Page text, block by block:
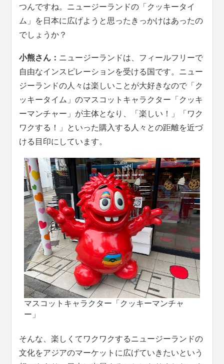
つんですね。ニュージーランドの「クッキータイ
ム」を日本に広げようと思ったきっかけはあったの
でしょうか？
小熊さん： ニュージーランドは、フィールフリーで
自由なインスピレーションを受ける国です。ニュー
ジーランドの人々は楽しいことが大好きなので「ク
ッキータイム」のマスコットキャラクター「クッキ
ーマンチャー」が主体となり、「楽しい！」「ワク
ワクする！」といった購入する人々との距離を近づ
ける目印にしています。
マスコットキャラクター「クッキーマンチャ
ー」
そんな、楽しくてワクワクするニュージーランドの
文化をアジアのマーケットに広げていきたいという